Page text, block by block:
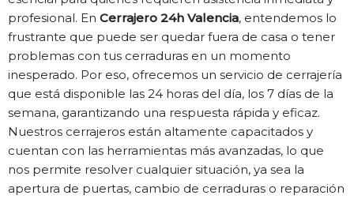
profesional. En Cerrajero 24h Valencia, entendemos lo
frustrante que puede ser quedar fuera de casa o tener
problemas con tus cerraduras en un momento
inesperado. Por eso, ofrecemos un servicio de cerrajería
que está disponible las 24 horas del día, los 7 días de la
semana, garantizando una respuesta rápida y eficaz.
Nuestros cerrajeros están altamente capacitados y
cuentan con las herramientas más avanzadas, lo que
nos permite resolver cualquier situación, ya sea la
apertura de puertas, cambio de cerraduras o reparación